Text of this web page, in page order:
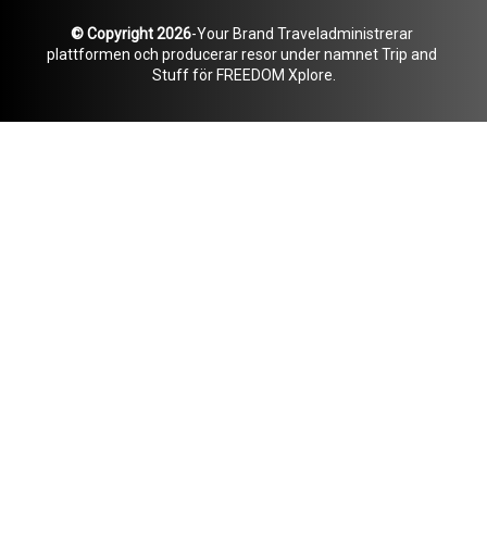
© Copyright 2026-Your Brand Travel administrerar
plattformen och producerar resor under namnet Trip and
Stuff för FREEDOM Xplore.